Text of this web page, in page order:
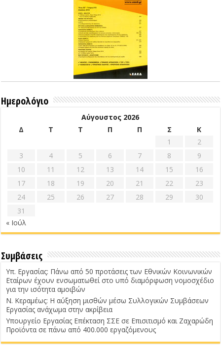
Ημερολόγιο
Αύγουστος 2026
Δ
Τ Τ Π Π Σ
Κ
1
2
3
4 5 6 7 8
9
10
11 12 13 14 15
16
17
18 19 20 21 22
23
24
25 26 27 28 29
30
31
« Ιούλ
Συμβάσεις
Υπ. Εργασίας: Πάνω από 50 προτάσεις των Εθνικών Κοινωνικών
Εταίρων έχουν ενσωματωθεί στο υπό διαμόρφωση νομοσχέδιο
για την ισότητα αμοιβών
Ν. Κεραμέως: Η αύξηση μισθών μέσω Συλλογικών Συμβάσεων
Εργασίας ανάχωμα στην ακρίβεια
Υπουργείο Εργασίας Επέκταση ΣΣΕ σε Επισιτισμό και Ζαχαρώδη
Προϊόντα σε πάνω από 400.000 εργαζόμενους